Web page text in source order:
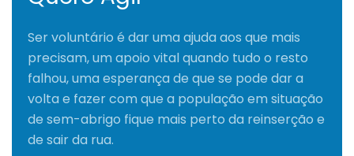
Ser voluntário é dar uma ajuda aos que mais
precisam, um apoio vital quando tudo o resto
falhou, uma esperança de que se pode dar a
volta e fazer com que a população em situação
de sem-abrigo fique mais perto da reinserção e
de sair da rua.